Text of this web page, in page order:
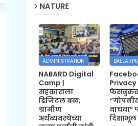
NATURE
ADMINISTRATION
NABARD Digital
Camp |
सहकाराला
डिजिटल बळ;
ग्रामीण
अर्थव्यवस्थेच्या
Privacy
वाचवा”
दिशाभूल